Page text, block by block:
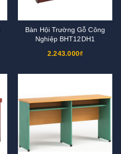
Bàn Hội Trường Gỗ Công
Nghiệp BHT12DH1
2.243.000₫